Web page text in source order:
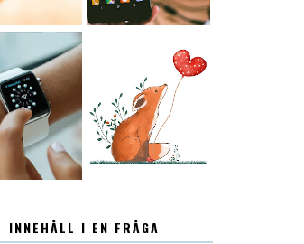
12.30 LUGN
INNEHÅLL I EN FRÅGA